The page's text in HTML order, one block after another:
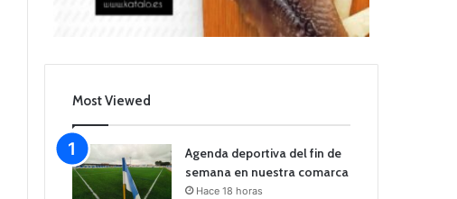
Most Viewed
Agenda deportiva del fin de
semana en nuestra comarca
Hace 18 horas